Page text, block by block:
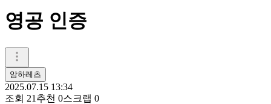
영공 인증
암하레츠
2025.07.15 13:34
조회 21 추천 0스크랩 0